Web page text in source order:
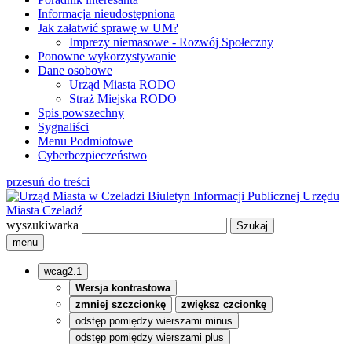
Informacja nieudostępniona
Jak załatwić sprawę w UM?
Imprezy niemasowe - Rozwój Społeczny
Ponowne wykorzystywanie
Dane osobowe
Urząd Miasta RODO
Straż Miejska RODO
Spis powszechny
Sygnaliści
Menu Podmiotowe
Cyberbezpieczeństwo
przesuń do treści
Biuletyn Informacji Publicznej Urzędu
Miasta Czeladź
wyszukiwarka
menu
wcag2.1
Wersja kontrastowa
zmniej szczcionkę
zwiększ czcionkę
odstęp pomiędzy wierszami minus
odstęp pomiędzy wierszami plus